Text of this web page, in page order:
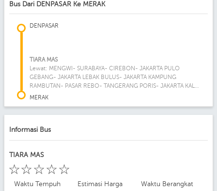
Bus Dari DENPASAR Ke MERAK
DENPASAR
TIARA MAS
Lewat: MENGWI- SURABAYA- CIREBON- JAKARTA PULO
GEBANG- JAKARTA LEBAK BULUS- JAKARTA KAMPUNG
RAMBUTAN- PASAR REBO- TANGERANG PORIS- JAKARTA KALI
DERES- BALARAJA
MERAK
Informasi Bus
TIARA MAS
☆
☆
☆
☆
☆
Waktu Tempuh
Estimasi Harga
Waktu Berangkat